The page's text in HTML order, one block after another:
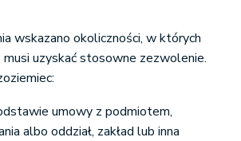
wskazano okoliczności, w których
musi uzyskać stosowne zezwolenie.
umowy z podmiotem,
albo oddział, zakład lub inna